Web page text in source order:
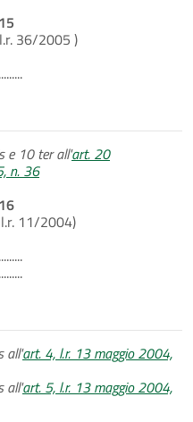
36/2005 )
e 10 ter all'art. 20
n. 36
11/2004)
all'art. 4, l.r. 13 maggio 2004,
all'art. 5, l.r. 13 maggio 2004,